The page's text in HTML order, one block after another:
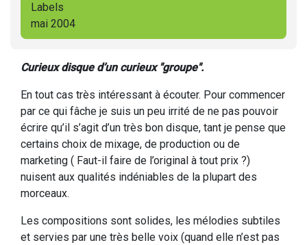
Labels
mai 2004
Curieux disque d’un curieux "groupe".
En tout cas très intéressant à écouter. Pour commencer
par ce qui fâche je suis un peu irrité de ne pas pouvoir
écrire qu’il s’agit d’un très bon disque, tant je pense que
certains choix de mixage, de production ou de
marketing ( Faut-il faire de l’original à tout prix ?)
nuisent aux qualités indéniables de la plupart des
morceaux.
Les compositions sont solides, les mélodies subtiles
et servies par une très belle voix (quand elle n’est pas